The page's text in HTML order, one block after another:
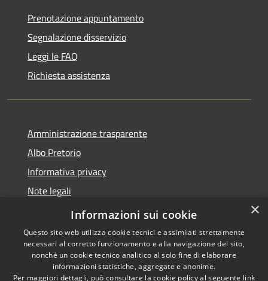
Prenotazione appuntamento
Segnalazione disservizio
Leggi le FAQ
Richiesta assistenza
Amministrazione trasparente
Albo Pretorio
Informativa privacy
Note legali
Dichiarazione di accessibilità
Copyright © 2026 • Comune di
×
Informazioni sui cookie
Questo sito web utilizza cookie tecnici e assimilati strettamente
necessari al corretto funzionamento e alla navigazione del sito,
nonché un cookie tecnico analitico al solo fine di elaborare
informazioni statistiche, aggregate e anonime.
Per maggiori dettagli, può consultare la cookie policy al seguente link